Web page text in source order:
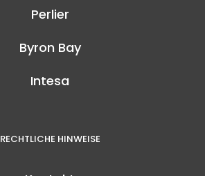
Perlier
Byron Bay
Intesa
RECHTLICHE HINWEISE